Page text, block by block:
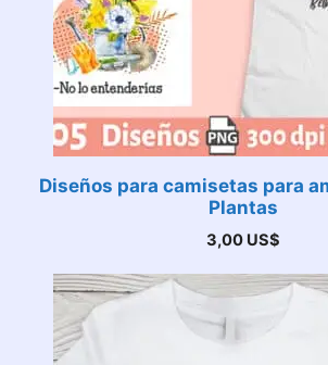
Diseños para camisetas para
Plantas
3,00 US$